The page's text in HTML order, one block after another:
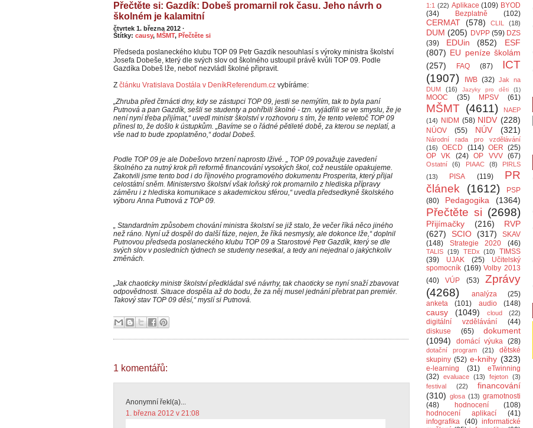
Přečtěte si: Gazdík: Dobeš promarnil rok času. Jeho návrh o
školném je kalamitní
čtvrtek 1. března 2012 ·
Štítky: causy, MŠMT, Přečtěte si
Předseda poslaneckého klubu TOP 09 Petr Gazdík nesouhlasí s výroky ministra školství
Josefa Dobeše, který dle svých slov od školného ustoupil právě kvůli TOP 09. Podle
Gazdíka Dobeš lže, neboť nezvládl školné připravit.
Z článku Vratislava Dostála v DeníkReferendum.cz vybíráme:
„Zhruba před čtrnácti dny, kdy se zástupci TOP 09, jestli se nemýlím, tak to byla paní
Putnová a pan Gazdík, sešli se studenty a pohřbili školné - tzn. vyjádřili se ve smyslu, že je
není nyní třeba přijímat,“ uvedl ministr školství v rozhovoru s tím, že tento veletoč TOP 09
přinesl to, že došlo k ústupkům. „Bavíme se o řádné pětileté době, za kterou se neplatí, a
vše nad to bude zpoplatněno,“ dodal Dobeš.
Podle TOP 09 je ale Dobešovo tvrzení naprosto lživé. „ TOP 09 považuje zavedení
školného za nutný krok při reformě financování vysokých škol, což neustále opakujeme.
Zakotvili jsme tento bod i do říjnového programového dokumentu Prosperita, který přijal
celostátní sněm. Ministerstvo školství však loňský rok promarnilo z hlediska přípravy
záměru i z hlediska komunikace s akademickou sférou,“ uvedla předsedkyně školského
výboru Anna Putnová z TOP 09.
„ Standardním způsobem chování ministra školství se již stalo, že večer říká něco jiného
než ráno. Nyní už dospěl do další fáze, nejen, že říká nesmysly, ale dokonce lže,“ doplnil
Putnovou předseda poslaneckého klubu TOP 09 a Starostové Petr Gazdík, který se dle
svých slov v posledních týdnech se studenty nesetkal, a tedy ani nejednal o jakýchkoliv
změnách.
„Jak chaoticky ministr školství předkládal své návrhy, tak chaoticky se nyní snaží zbavovat
odpovědnosti. Situace dospěla až do bodu, že za něj musel jednání přebrat pan premiér.
Takový stav TOP 09 děsí,“ myslí si Putnová.
1 komentářů:
Anonymní řekl(a)...
1. března 2012 v 21:08
1:1 (22) Aplikace (109) BYOD
(34)
Bezplatně (102)
CERMAT (578) CLIL (18)
DUM (205) DVPP (59) DZS
(39)
EDUin (852)
ESF
(807) EU peníze školám
(257)
FAQ (87)
ICT
(1907)
IWB (32) Jak na
DUM
(16) Jazyky pro děti (1)
MOOC (35) MPSV (61)
MŠMT (4611)
NAEP
(14)
NIDM (58) NIDV (228)
NÚOV (55) NÚV (321)
Národní rada pro vzdělávání
(16)
OECD (114) OER (25)
OP VK
(24) OP VVV (67)
Ostatní (6) PIAAC (8)
PIRLS
(13)
PISA (119)
PR
článek
(1612)
PSP
(80)
Pedagogika (1364)
Přečtěte si (2698)
Přijímačky (216)
RVP
(627)
SCIO (317)
SKAV
(148)
Strategie 2020 (46)
TALIS (19) TEDx (10)
TIMSS
(39)
UJAK (25)
Učitelský
spomocník (169) Volby 2013
(40)
VÚP (53)
Zprávy
(4268)
analýza
(25)
anketa
(101) audio (148)
causy (1049) cloud (22)
digitální vzdělávání
(44)
diskuse
(65)
dokument
(1094)
domácí výuka (28)
dotační program (21)
dětské
skupiny (52) e-knihy (323)
e-learning (31)
eTwinning
(32) evaluace (13) fejeton (3)
festival
(22)
financování
(310) glosa (13) gramotnosti
(48)
hodnocení
(108)
hodnocení aplikací
(41)
infografika (40) informatické